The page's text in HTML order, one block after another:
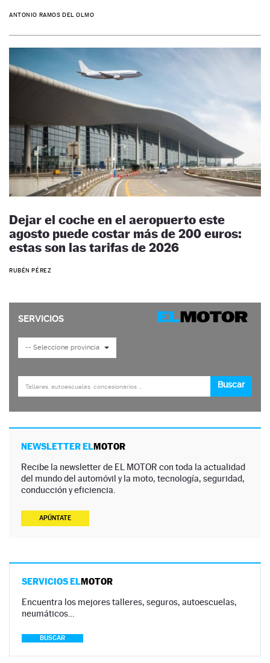
ANTONIO RAMOS DEL OLMO
Dejar el coche en el aeropuerto este
agosto puede costar más de 200 euros:
estas son las tarifas de 2026
RUBÉN PÉREZ
NEWSLETTER ELMOTOR
Recibe la newsletter de EL MOTOR con toda la actualidad
del mundo del automóvil y la moto, tecnología, seguridad,
conducción y eficiencia.
APÚNTATE
SERVICIOS ELMOTOR
Encuentra los mejores talleres, seguros, autoescuelas,
neumáticos…
BUSCAR